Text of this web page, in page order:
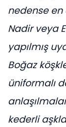
nedense en
Nadir veya
yapılmış
Boğaz
üniformalı
kederli